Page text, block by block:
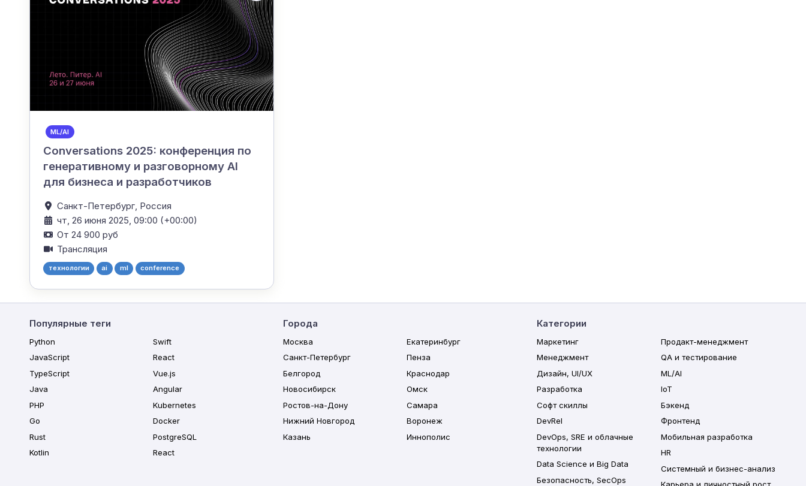
ML/AI
Conversations 2025: конференция по
генеративному и разговорному AI
для бизнеса и разработчиков
Санкт-Петербург, Россия
чт, 26 июня 2025, 09:00 (+00:00)
От 24 900 руб
Трансляция
технологии ai ml conference
Популярные теги
Python
JavaScript
TypeScript
Java
PHP
Go
Rust
Kotlin
Swift
React
Vue.js
Angular
Kubernetes
Docker
PostgreSQL
React
Города
Москва
Санкт-Петербург
Белгород
Новосибирск
Ростов-на-Дону
Нижний Новгород
Казань
Екатеринбург
Пенза
Краснодар
Омск
Самара
Воронеж
Иннополис
Категории
Маркетинг
Менеджмент
Дизайн, UI/UX
Разработка
Софт скиллы
DevRel
DevOps, SRE и облачные
технологии
Data Science и Big Data
Безопасность, SecOps
Продакт-менеджмент
QA и тестирование
ML/AI
IoT
Бэкенд
Фронтенд
Мобильная разработка
HR
Системный и бизнес-анализ